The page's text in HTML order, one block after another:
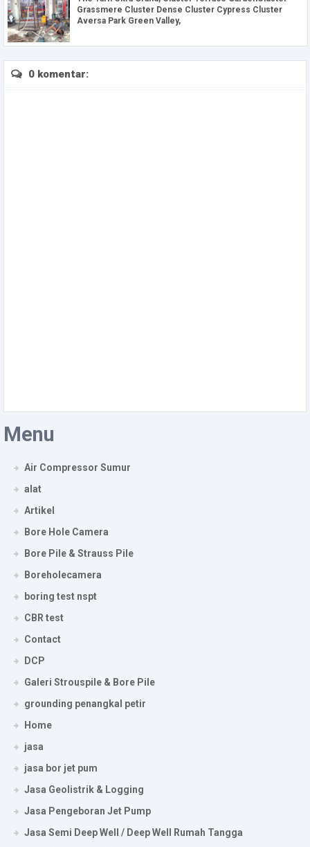
Grassmere Cluster Dense Cluster Cypress Cluster
Aversa Park Green Valley,
0 komentar:
Menu
Air Compressor Sumur
alat
Artikel
Bore Hole Camera
Bore Pile & Strauss Pile
Boreholecamera
boring test nspt
CBR test
Contact
DCP
Galeri Strouspile & Bore Pile
grounding penangkal petir
Home
jasa
jasa bor jet pum
Jasa Geolistrik & Logging
Jasa Pengeboran Jet Pump
Jasa Semi Deep Well / Deep Well Rumah Tangga